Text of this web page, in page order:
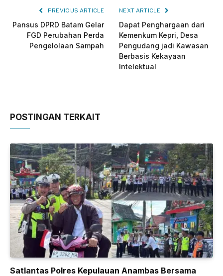
PREVIOUS ARTICLE
Pansus DPRD Batam Gelar
FGD Perubahan Perda
Pengelolaan Sampah
NEXT ARTICLE
Dapat Penghargaan dari
Kemenkum Kepri, Desa
Pengudang jadi Kawasan
Berbasis Kekayaan
Intelektual
POSTINGAN TERKAIT
Satlantas Polres Kepulauan Anambas Bersama